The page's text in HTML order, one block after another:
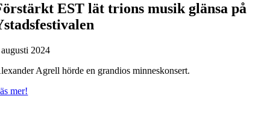
EST lät trions musik glänsa på
2024
Agrell hörde en grandios minneskonsert.
mer!